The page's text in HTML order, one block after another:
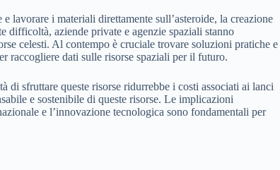
lavorare i materiali direttamente sull’asteroide, la creazione
difficoltà, aziende private e agenzie spaziali stanno
celesti. Al contempo è cruciale trovare soluzioni pratiche e
raccogliere dati sulle risorse spaziali per il futuro.
sfruttare queste risorse ridurrebbe i costi associati ai lanci
e sostenibile di queste risorse. Le implicazioni
e l’innovazione tecnologica sono fondamentali per